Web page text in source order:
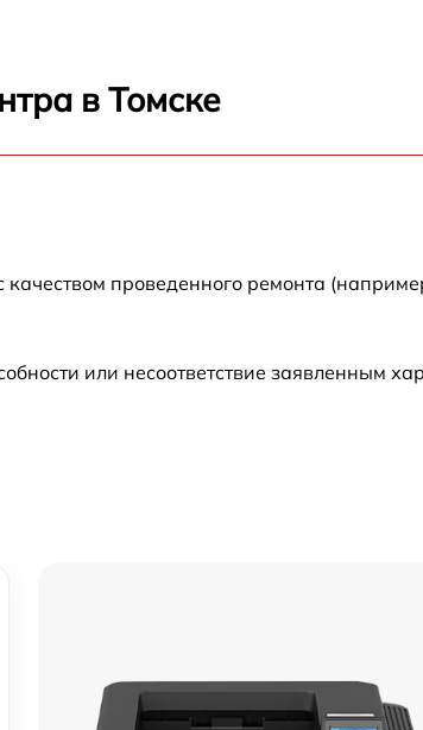
в Томске
проведенного ремонта
или несоответствие заявленным